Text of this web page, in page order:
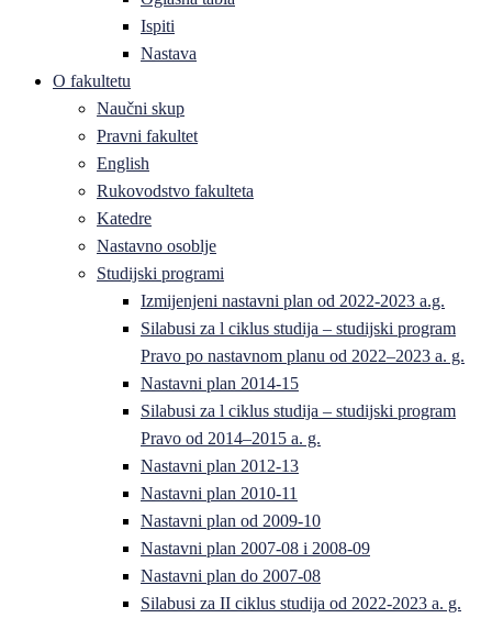
Ispiti
Nastava
O fakultetu
Naučni skup
Pravni fakultet
English
Rukovodstvo fakulteta
Katedre
Nastavno osoblje
Studijski programi
Izmijenjeni nastavni plan od 2022-2023 a.g.
Silabusi za l ciklus studija – studijski program
Pravo po nastavnom planu od 2022–2023 a. g.
Nastavni plan 2014-15
Silabusi za l ciklus studija – studijski program
Pravo od 2014–2015 a. g.
Nastavni plan 2012-13
Nastavni plan 2010-11
Nastavni plan od 2009-10
Nastavni plan 2007-08 i 2008-09
Nastavni plan do 2007-08
Silabusi za II ciklus studija od 2022-2023 a. g.